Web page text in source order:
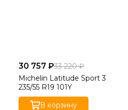
30 757 ₽33 220 ₽
Michelin Latitude Sport 3
235/55 R19 101Y
В корзину